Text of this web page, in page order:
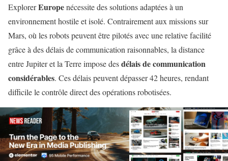
ExplorerEuropenécessite des solutions adaptées à un
environnement hostile et isolé. Contrairement aux missions sur
Mars, où les robots peuvent être pilotés avec une relative facilité
grâce à des délais de communication raisonnables, la distance
entre Jupiter et la Terre impose desdélais de communication
considérables. Ces délais peuvent dépasser 42 heures, rendant
difficile le contrôle direct des opérations robotisées.